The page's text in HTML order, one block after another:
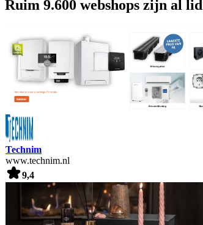
Ruim 9.600 webshops zijn al lid
Technim
www.technim.nl
9,4